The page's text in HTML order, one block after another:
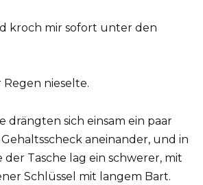
kroch mir sofort unter den
Regen nieselte.
drängten sich einsam ein paar
aneinander, und in
der Tasche lag ein schwerer, mit
Schlüssel mit langem Bart.